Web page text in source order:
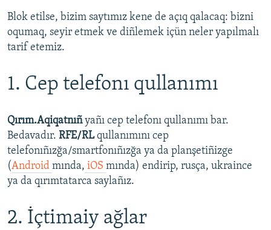
Blok etilse, bizim saytımız kene de açıq qalacaq: bizni
oqumaq, seyir etmek ve diñlemek içün neler yapılmalı
tarif etemiz.
1. Cep telefonı qullanımı
Qırım.Aqiqatnıñyañı cep telefonı qullanımı bar.
Bedavadır. RFE/RLqullanımını cep
telefonıñızğa/smartfonıñızğa ya da planşetiñizge
(Android mında, iOS mında) endirip, rusça, ukraince
ya da qırımtatarca saylañız.
2. İçtimaiy ağlar